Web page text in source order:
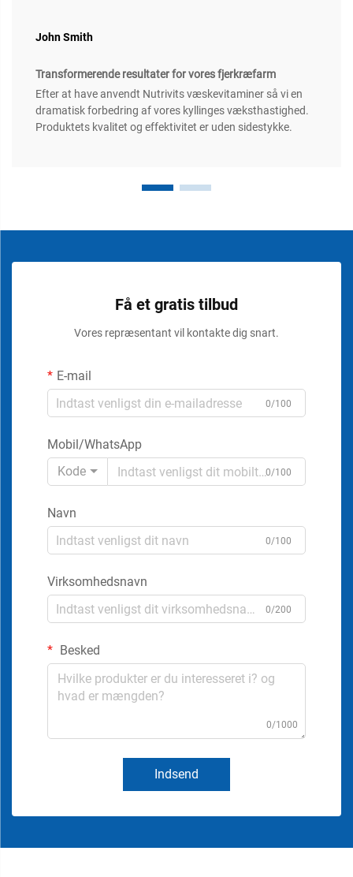
John Smith
Transformerende resultater for vores fjerkræfarm
Efter at have anvendt Nutrivits væskevitaminer så vi en
dramatisk forbedring af vores kyllinges væksthastighed.
Produktets kvalitet og effektivitet er uden sidestykke.
Få et gratis tilbud
Vores repræsentant vil kontakte dig snart.
E-mail
0/100
Mobil/WhatsApp
Kode
0/100
Navn
0/100
Virksomhedsnavn
0/200
Besked
0/1000
Indsend